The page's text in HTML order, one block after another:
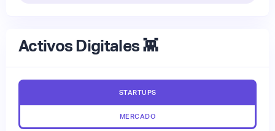
Activos Digitales 👾
STARTUPS
MERCADO